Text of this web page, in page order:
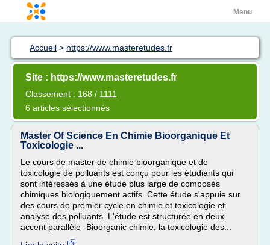
Menu
Accueil > https://www.masteretudes.fr
Site : https://www.masteretudes.fr
Classement : 168 / 1111
6 articles sélectionnés
Master Of Science En Chimie Bioorganique Et
Toxicologie ...
Le cours de master de chimie bioorganique et de
toxicologie de polluants est conçu pour les étudiants qui
sont intéressés à une étude plus large de composés
chimiques biologiquement actifs. Cette étude s'appuie sur
des cours de premier cycle en chimie et toxicologie et
analyse des polluants. L'étude est structurée en deux
accent parallèle -Bioorganic chimie, la toxicologie des...